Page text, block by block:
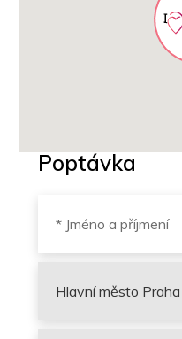
Poptávka